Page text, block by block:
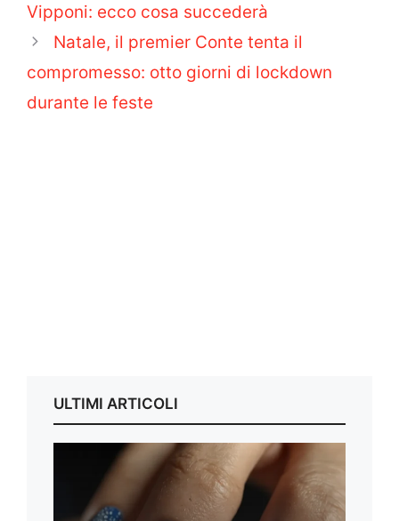
Vipponi: ecco cosa succederà
Natale, il premier Conte tenta il
compromesso: otto giorni di lockdown
durante le feste
ULTIMI ARTICOLI